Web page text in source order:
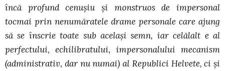
încă profund cenușiu și monstruos de impersonal
tocmai prin nenumăratele drame personale care ajung
să se înscrie toate sub același semn, iar celălalt e al
perfectului, echilibratului, impersonalului mecanism
(administrativ, dar nu numai) al Republici Helvete, ci și